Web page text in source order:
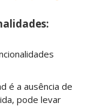
é a ausência de
pode levar